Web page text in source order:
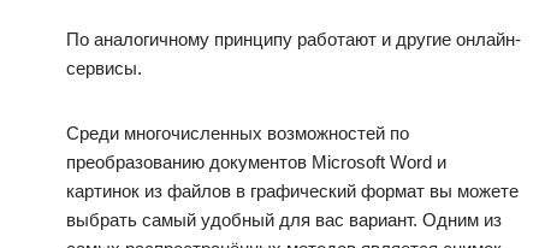
По аналогичному принципу работают и другие онлайн-
сервисы.
Среди многочисленных возможностей по
преобразованию документов Microsoft Word и
картинок из файлов в графический формат вы можете
выбрать самый удобный для вас вариант. Одним из